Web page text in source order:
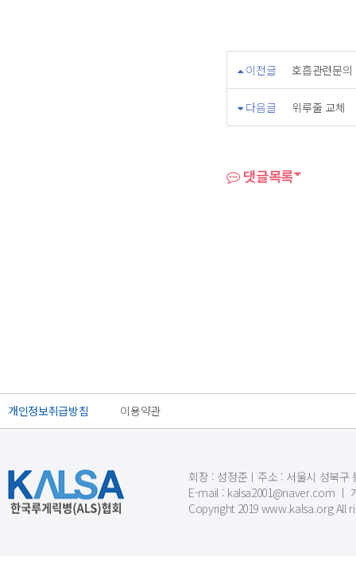
이전글 호흡관련문의
다음글 위루줄 교체
댓글목록
개인정보취급방침 이용약관
회장 : 성정준ㅣ주소 : 서울시 성북구
E-mail : kalsa2001@naver.com ㅣ
Copyright 2019 www.kalsa.org All